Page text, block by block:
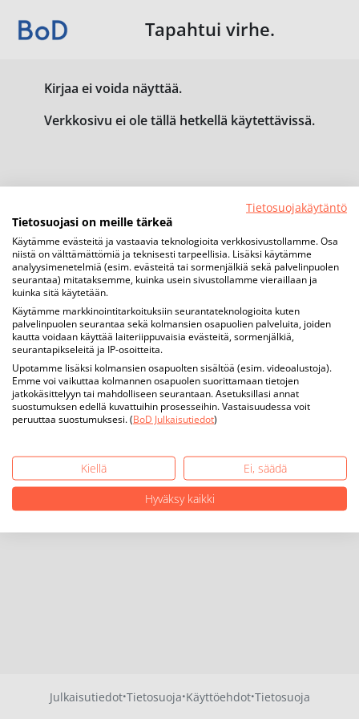
Tapahtui virhe.
Kirjaa ei voida näyttää.
Verkkosivu ei ole tällä hetkellä käytettävissä.
Julkaisutiedot·Tietosuoja·Käyttöehdot·Tietosuoja
Tietosuojakäytäntö
Tietosuojasi on meille tärkeä
Käytämme evästeitä ja vastaavia teknologioita verkkosivustollamme. Osa
niistä on välttämättömiä ja teknisesti tarpeellisia. Lisäksi käytämme
analyysimenetelmiä (esim. evästeitä tai sormenjälkiä sekä palvelinpuolen
seurantaa) mitataksemme, kuinka usein sivustollamme vieraillaan ja
kuinka sitä käytetään.
Käytämme markkinointitarkoituksiin seurantateknologioita kuten
palvelinpuolen seurantaa sekä kolmansien osapuolien palveluita, joiden
kautta voidaan käyttää laiteriippuvaisia evästeitä, sormenjälkiä,
seurantapikseleitä ja IP-osoitteita.
Upotamme lisäksi kolmansien osapuolten sisältöä (esim. videoalustoja).
Emme voi vaikuttaa kolmannen osapuolen suorittamaan tietojen
jatkokäsittelyyn tai mahdolliseen seurantaan. Asetuksillasi annat
suostumuksen edellä kuvattuihin prosesseihin. Vastaisuudessa voit
peruuttaa suostumuksesi. (BoD Julkaisutiedot)
Kiellä
Ei, säädä
Hyväksy kaikki